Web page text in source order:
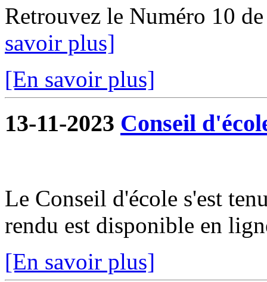
Retrouvez le Numéro 10
savoir plus]
[En savoir plus]
13-11-2023 Conseil
Le Conseil d'école s'est
rendu est disponible en
[En savoir plus]